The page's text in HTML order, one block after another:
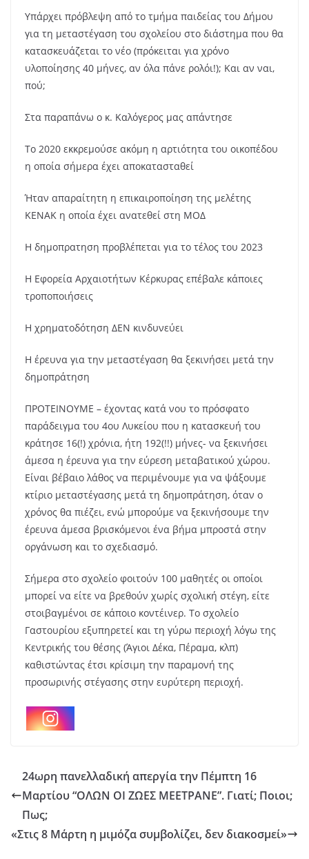
Υπάρχει πρόβλεψη από το τμήμα παιδείας του Δήμου
για τη μεταστέγαση του σχολείου στο διάστημα που θα
κατασκευάζεται το νέο (πρόκειται για χρόνο
υλοποίησης 40 μήνες, αν όλα πάνε ρολόι!); Και αν ναι,
πού;
Στα παραπάνω ο κ. Καλόγερος μας απάντησε
Το 2020 εκκρεμούσε ακόμη η αρτιότητα του οικοπέδου
η οποία σήμερα έχει αποκατασταθεί
Ήταν απαραίτητη η επικαιροποίηση της μελέτης
ΚΕΝΑΚ η οποία έχει ανατεθεί στη ΜΟΔ
Η δημοπρατηση προβλέπεται για το τέλος του 2023
Η Εφορεία Αρχαιοτήτων Κέρκυρας επέβαλε κάποιες
τροποποιήσεις
Η χρηματοδότηση ΔΕΝ κινδυνεύει
Η έρευνα για την μεταστέγαση θα ξεκινήσει μετά την
δημοπράτηση
ΠΡΟΤΕΙΝΟΥΜΕ – έχοντας κατά νου το πρόσφατο
παράδειγμα του 4ου Λυκείου που η κατασκευή του
κράτησε 16(!) χρόνια, ήτη 192(!!) μήνες- να ξεκινήσει
άμεσα η έρευνα για την εύρεση μεταβατικού χώρου.
Είναι βέβαιο λάθος να περιμένουμε για να ψάξουμε
κτίριο μεταστέγασης μετά τη δημοπράτηση, όταν ο
χρόνος θα πιέζει, ενώ μπορούμε να ξεκινήσουμε την
έρευνα άμεσα βρισκόμενοι ένα βήμα μπροστά στην
οργάνωση και το σχεδιασμό.
Σήμερα στο σχολείο φοιτούν 100 μαθητές οι οποίοι
μπορεί να είτε να βρεθούν χωρίς σχολική στέγη, είτε
στοιβαγμένοι σε κάποιο κοντέινερ. Το σχολείο
Γαστουρίου εξυπηρετεί και τη γύρω περιοχή λόγω της
Κεντρικής του θέσης (Άγιοι Δέκα, Πέραμα, κλπ)
καθιστώντας έτσι κρίσιμη την παραμονή της
προσωρινής στέγασης στην ευρύτερη περιοχή.
24ωρη πανελλαδική απεργία την Πέμπτη 16
Μαρτίου “ΟΛΩΝ ΟΙ ΖΩΕΣ ΜΕΕΤΡΑΝΕ”. Γιατί; Ποιοι;
Πως;
«Στις 8 Μάρτη η μιμόζα συμβολίζει, δεν διακοσμεί»